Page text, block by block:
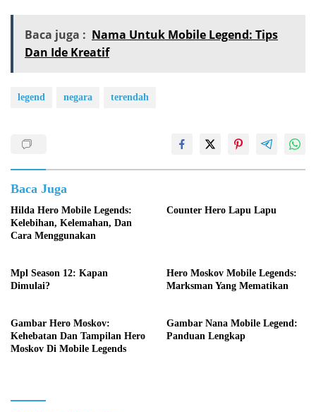
Baca juga : Nama Untuk Mobile Legend: Tips
Dan Ide Kreatif
legend negara terendah
Baca Juga
Hilda Hero Mobile Legends:
Kelebihan, Kelemahan, Dan
Cara Menggunakan
Counter Hero Lapu Lapu
Mpl Season 12: Kapan
Dimulai?
Hero Moskov Mobile Legends:
Marksman Yang Mematikan
Gambar Hero Moskov:
Kehebatan Dan Tampilan Hero
Moskov Di Mobile Legends
Gambar Nana Mobile Legend:
Panduan Lengkap